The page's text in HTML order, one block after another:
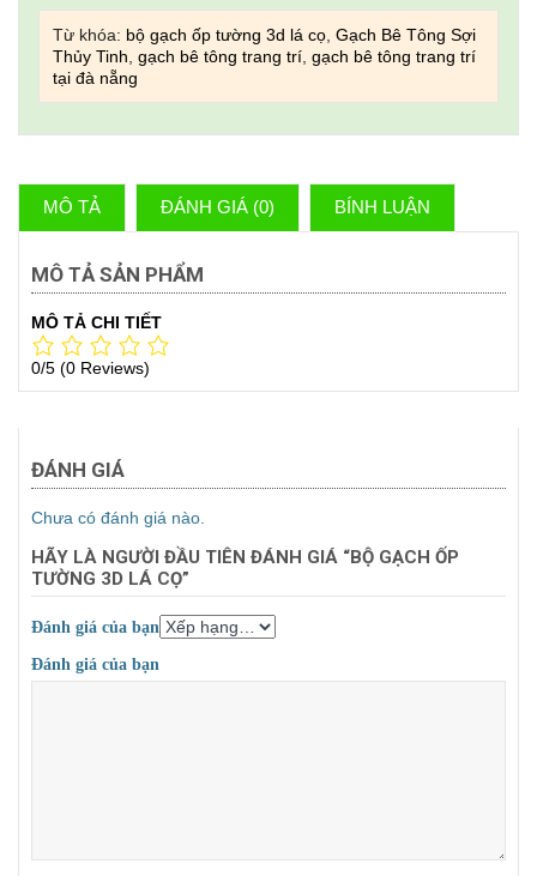
Từ khóa: bộ gạch ốp tường 3d lá cọ Gạch Bê Tông Sợi
Thủy Tinh gạch bê tông trang trí gạch bê tông trang trí
tại đà nẵng
MÔ TẢ ĐÁNH GIÁ (0) BÍNH LUẬN
MÔ TẢ SẢN PHẨM
MÔ TẢ CHI TIẾT
0/5 (0 Reviews)
ĐÁNH GIÁ
Chưa có đánh giá nào.
HÃY LÀ NGƯỜI ĐẦU TIÊN ĐÁNH GIÁ “BỘ GẠCH ỐP
TƯỜNG 3D LÁ CỌ”
Đánh giá của bạn
Đánh giá của bạn